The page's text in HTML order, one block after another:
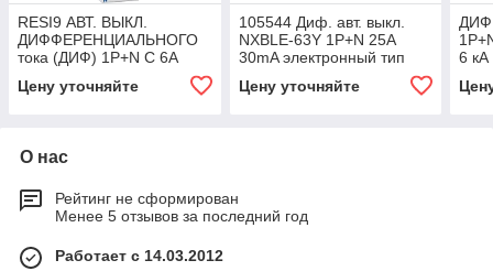
RESI9 АВТ. ВЫКЛ.
ДИФФЕРЕНЦИАЛЬНОГО
тока (ДИФ) 1P+N С 6А
Цену уточняйте
105544 Диф. авт. выкл.
NXBLE-63Y 1P+N 25А
30mA электронный тип
Цену уточняйте
6 кА
О нас
Рейтинг не сформирован
Менее 5 отзывов за последний год
Работает с 14.03.2012